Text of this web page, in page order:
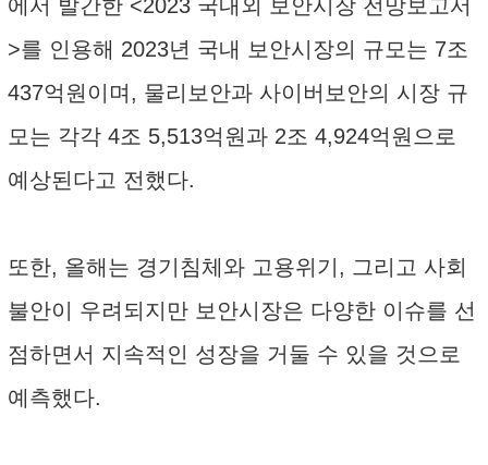
에서 발간한 <2023 국내외 보안시장 전망보고서
>를 인용해 2023년 국내 보안시장의 규모는 7조
437억원이며, 물리보안과 사이버보안의 시장 규
모는 각각 4조 5,513억원과 2조 4,924억원으로
예상된다고 전했다.
또한, 올해는 경기침체와 고용위기, 그리고 사회
불안이 우려되지만 보안시장은 다양한 이슈를 선
점하면서 지속적인 성장을 거둘 수 있을 것으로
예측했다.